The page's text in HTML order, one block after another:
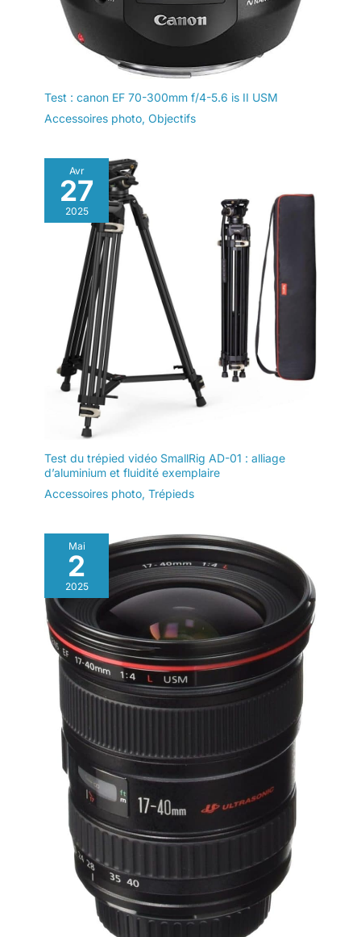
Test : canon EF 70-300mm f/4-5.6 is II USM
Accessoires photo, Objectifs
Avr
27
2025
Test du trépied vidéo SmallRig AD-01 : alliage
d’aluminium et fluidité exemplaire
Accessoires photo, Trépieds
Mai
2
2025